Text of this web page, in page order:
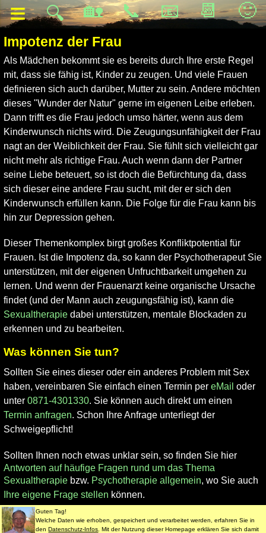
≡ 🔍 🏡 📞 📧 📆 🙂
Impotenz der Frau
Als Mädchen bekommt sie es bereits durch Ihre erste Regel
mit, dass sie fähig ist, Kinder zu zeugen. Und viele Frauen
definieren sich auch darüber, Mutter zu sein. Andere möchten
dieses "Wunder der Natur" gerne im eigenen Leibe erleben.
Dann trifft es die Frau jedoch umso härter, wenn aus dem
Kinderwunsch nichts wird. Die Zeugungsunfähigkeit der Frau
nagt an der Weiblichkeit der Frau. Sie fühlt sich vielleicht gar
nicht mehr als richtige Frau. Auch wenn dann der Partner
seine Liebe beteuert, so ist doch die Befürchtung da, dass
sich dieser eine andere Frau sucht, mit der er sich den
Kinderwunsch erfüllen kann. Die Folge für die Frau kann bis
hin zur Depression gehen.
Dieser Themenkomplex birgt großes Konfliktpotential für
Frauen. Ist die Impotenz da, so kann der Psychotherapeut Sie
unterstützen, mit der eigenen Unfruchtbarkeit umgehen zu
lernen. Und wenn der Frauenarzt keine organische Ursache
findet (und der Mann auch zeugungsfähig ist), kann die
Sexualtherapie dabei unterstützen, mentale Blockaden zu
erkennen und zu bearbeiten.
Was können Sie tun?
Sollten Sie eines dieser oder ein anderes Problem mit Sex
haben, vereinbaren Sie einfach einen Termin pereMail oder
unter0871-4301330. Sie können auch direkt um einen
Termin anfragen. Schon Ihre Anfrage unterliegt der
Schweigepflicht!
Sollten Ihnen noch etwas unklar sein, so finden Sie hier
Antworten auf häufige Fragen rund um das Thema
Sexualtherapie bzw. Psychotherapie allgemein, wo Sie auch
Ihre eigene Frage stellen können.
Datenschutz Impressum Nutzungsbedingungen
Guten Tag!
Welche Daten wie erhoben, gespeichert und verarbeitet werden, erfahren Sie in
denDatenschutz-Infos . Mit der Nutzung dieser Homepage erklären Sie sich damit